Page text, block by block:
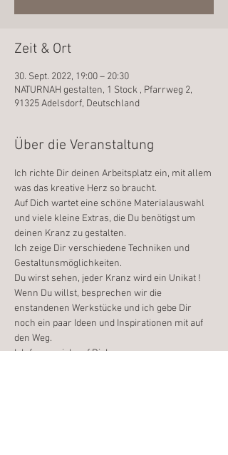
Zeit & Ort
30. Sept. 2022, 19:00 – 20:30
NATURNAH gestalten, 1 Stock , Pfarrweg 2,
91325 Adelsdorf, Deutschland
Über die Veranstaltung
Ich richte Dir deinen Arbeitsplatz ein, mit allem
was das kreative Herz so braucht.
Auf Dich wartet eine schöne Materialauswahl
und viele kleine Extras, die Du benötigst um
deinen Kranz zu gestalten.
Ich zeige Dir verschiedene Techniken und
Gestaltunsmöglichkeiten.
Du wirst sehen, jeder Kranz wird ein Unikat !
Wenn Du willst, besprechen wir die
enstandenen Werkstücke und ich gebe Dir
noch ein paar Ideen und Inspirationen mit auf
den Weg.
Ich freue mich auf Dich